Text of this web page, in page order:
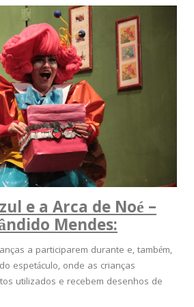
e a Arca de Noé –
Mendes:
a participarem durante e, também,
espetáculo, onde as crianças
utilizados e recebem desenhos de